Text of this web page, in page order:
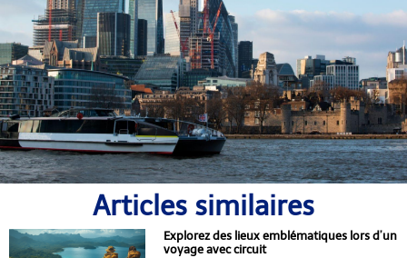
Articles similaires
Explorez des lieux emblématiques lors d’un
voyage avec circuit